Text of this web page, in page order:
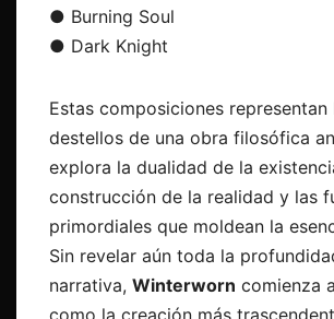
● Burning Soul
● Dark Knight
Estas composiciones
destellos de una obra filosófica
explora la dualidad de la
construcción de la realidad y las
primordiales que moldean la
Sin revelar aún toda la
narrativa, Winterworn comienza